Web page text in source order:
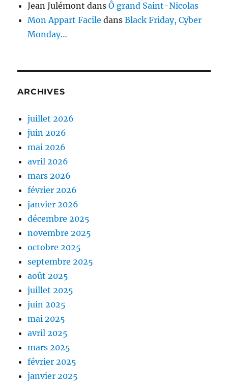
Jean Julémont dansÔ grand Saint-Nicolas
Mon Appart Facile dansBlack Friday, Cyber
Monday…
ARCHIVES
juillet 2026
juin 2026
mai 2026
avril 2026
mars 2026
février 2026
janvier 2026
décembre 2025
novembre 2025
octobre 2025
septembre 2025
août 2025
juillet 2025
juin 2025
mai 2025
avril 2025
mars 2025
février 2025
janvier 2025